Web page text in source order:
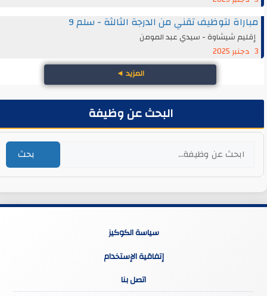
مباراة لتوظيف تقني من الدرجة الثالثة - سلم 9
إقليم شيشاوة - سيدي عبد المومن
المزيد◄
البحث عن وظيفة
بحث
سياسة الكوكيز
إتفاقية الإستخدام
اتصل بنا